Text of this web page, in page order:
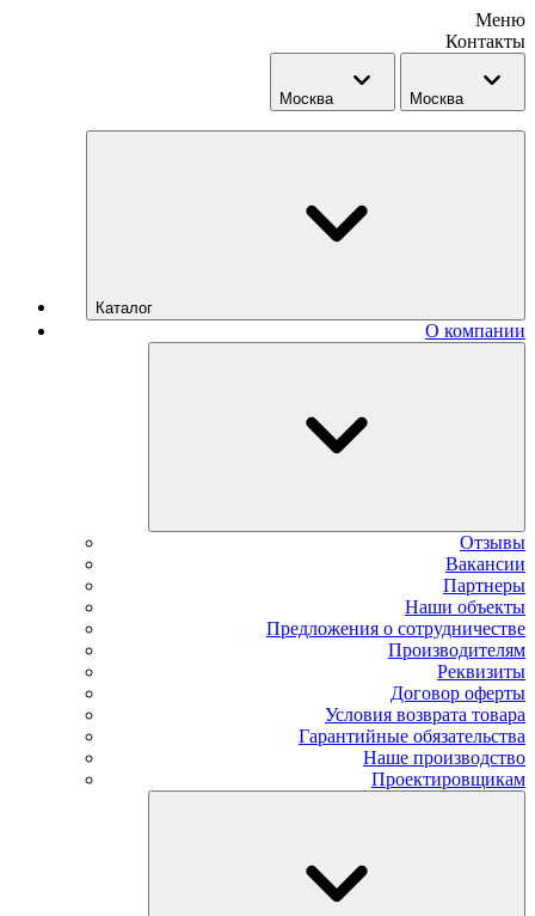
Меню
Контакты
Москва Москва
Каталог
О компании
Отзывы
Вакансии
Партнеры
Наши объекты
Предложения о сотрудничестве
Производителям
Реквизиты
Договор оферты
Условия возврата товара
Гарантийные обязательства
Наше производство
Проектировщикам